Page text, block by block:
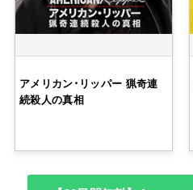
アメリカン･リッパー 猟奇連
続殺人の真相